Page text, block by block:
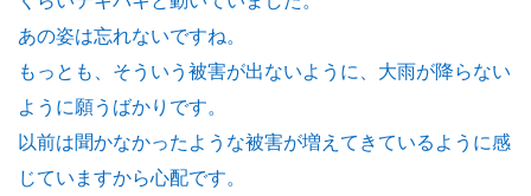
あの姿は忘れないですね。
もっとも、そういう被害が出ないように、大雨が降らない
ように願うばかりです。
以前は聞かなかったような被害が増えてきているように感
じていますから心配です。